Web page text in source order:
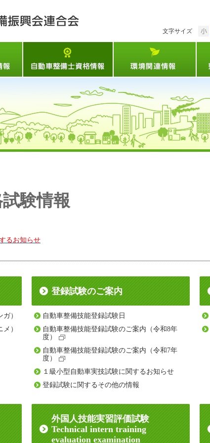
マイカー点検情報 自動車整備士資格試験情報
験情報
るお知らせ
）
）
登録試験のご案内
自動車整備技能登録試験日
自動車整備技能登録試験のご案内（令和8年
度）
自動車整備技能登録試験のご案内（令和7年
度）
１級小型自動車実技試験に関するお知らせ
登録試験に関するその他の情報
外国人技能実習評価試験
Technical intern training
evaluation examination